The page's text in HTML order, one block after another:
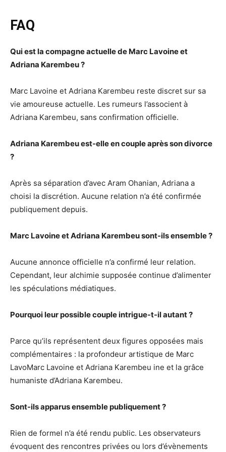
FAQ
Qui est la compagne actuelle de Marc Lavoine et
Adriana Karembeu ?
Marc Lavoine et Adriana Karembeu reste discret sur sa
vie amoureuse actuelle. Les rumeurs l’associent à
Adriana Karembeu, sans confirmation officielle.
Adriana Karembeu est-elle en couple après son divorce
?
Après sa séparation d’avec Aram Ohanian, Adriana a
choisi la discrétion. Aucune relation n’a été confirmée
publiquement depuis.
Marc Lavoine et Adriana Karembeu sont-ils ensemble ?
Aucune annonce officielle n’a confirmé leur relation.
Cependant, leur alchimie supposée continue d’alimenter
les spéculations médiatiques.
Pourquoi leur possible couple intrigue-t-il autant ?
Parce qu’ils représentent deux figures opposées mais
complémentaires : la profondeur artistique de Marc
LavoMarc Lavoine et Adriana Karembeu ine et la grâce
humaniste d’Adriana Karembeu.
Sont-ils apparus ensemble publiquement ?
Rien de formel n’a été rendu public. Les observateurs
évoquent des rencontres privées ou lors d’évènements